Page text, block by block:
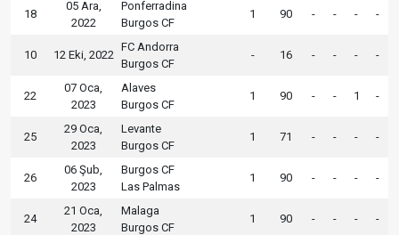
18
05 Ara,
2022
Ponferradina
Burgos CF
1 90 - - - -
10 12 Eki, 2022
FC Andorra
Burgos CF
- 16 - - - -
22
07 Oca,
2023
Alaves
Burgos CF
1 90 - - 1 -
25
29 Oca,
2023
Levante
Burgos CF
1 71 - - - -
26
06 Şub,
2023
Burgos CF
Las Palmas
1 90 - - - -
24
21 Oca,
2023
Malaga
Burgos CF
1 90 - - - -